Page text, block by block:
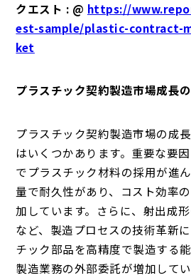
クエスト : @ https://
est-sample/plastic-contract-
ket
プラスチック契約製造市場成長
プラスチック契約製造市場の成
はいくつかあります。重要な要
でプラスチック材料の採用が進
量で耐久性があり、コスト効率
加しています。さらに、射出成
など、製造プロセスの技術革新
チック部品を高精度で製造する
製造業務の外部委託が増加して